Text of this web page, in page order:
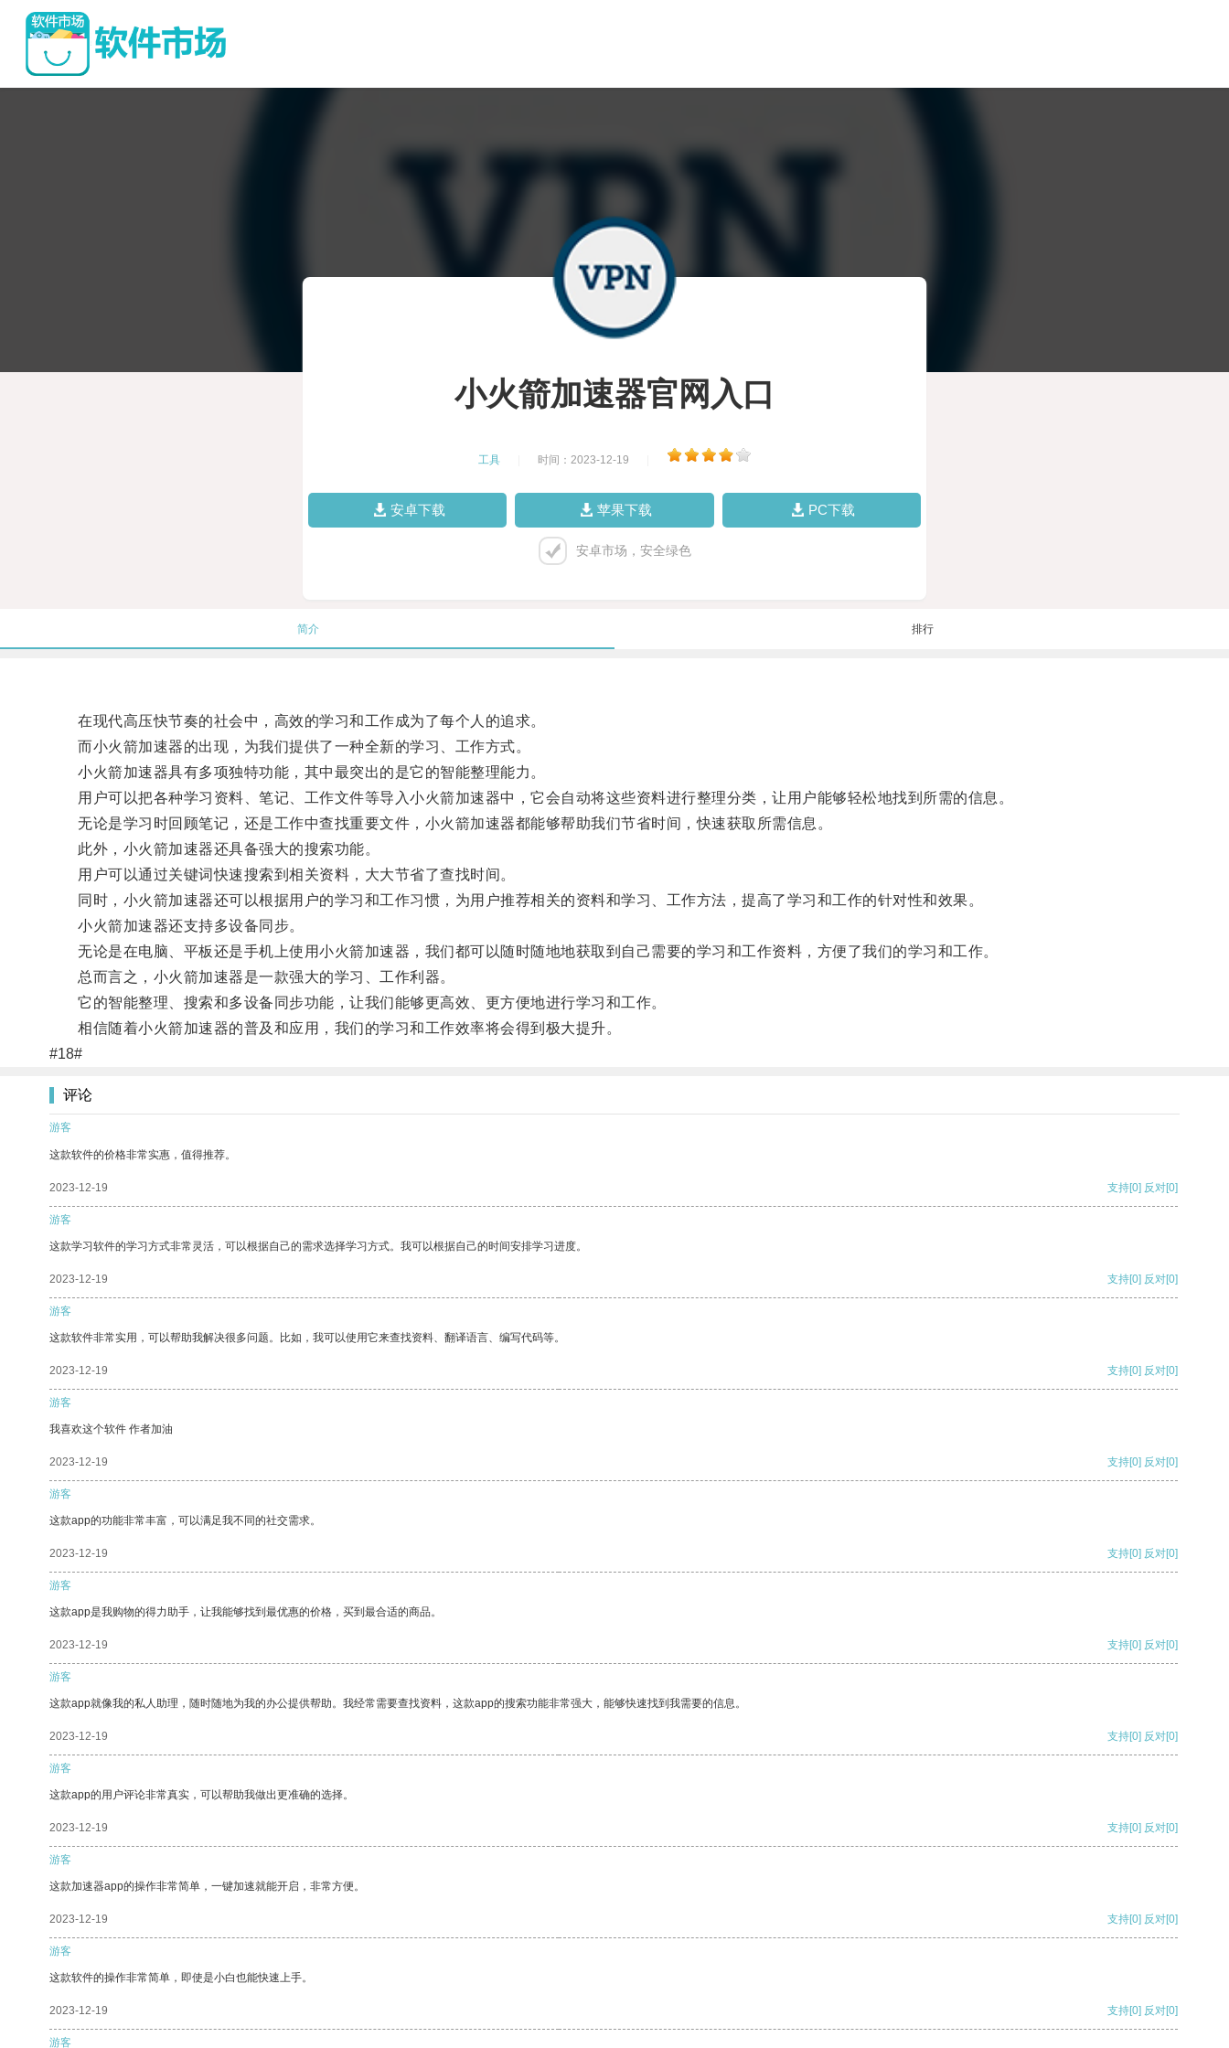
小火箭加速器官网入口
工具 时间：2023-12-19
安卓下载 苹果下载 PC下载
安卓市场，安全绿色
简介 排行
在现代高压快节奏的社会中，高效的学习和工作成为了每个人的追求。
而小火箭加速器的出现，为我们提供了一种全新的学习、工作方式。
小火箭加速器具有多项独特功能，其中最突出的是它的智能整理能力。
用户可以把各种学习资料、笔记、工作文件等导入小火箭加速器中，它会自动将这些资料进行整理分类，让用户能够轻松地找到所需的信息。
无论是学习时回顾笔记，还是工作中查找重要文件，小火箭加速器都能够帮助我们节省时间，快速获取所需信息。
此外，小火箭加速器还具备强大的搜索功能。
用户可以通过关键词快速搜索到相关资料，大大节省了查找时间。
同时，小火箭加速器还可以根据用户的学习和工作习惯，为用户推荐相关的资料和学习、工作方法，提高了学习和工作的针对性和效果。
小火箭加速器还支持多设备同步。
无论是在电脑、平板还是手机上使用小火箭加速器，我们都可以随时随地地获取到自己需要的学习和工作资料，方便了我们的学习和工作。
总而言之，小火箭加速器是一款强大的学习、工作利器。
它的智能整理、搜索和多设备同步功能，让我们能够更高效、更方便地进行学习和工作。
相信随着小火箭加速器的普及和应用，我们的学习和工作效率将会得到极大提升。
#18#
评论
游客
这款软件的价格非常实惠，值得推荐。
2023-12-19 支持[0] 反对[0]
游客
这款学习软件的学习方式非常灵活，可以根据自己的需求选择学习方式。我可以根据自己的时间安排学习进度。
2023-12-19 支持[0] 反对[0]
游客
这款软件非常实用，可以帮助我解决很多问题。比如，我可以使用它来查找资料、翻译语言、编写代码等。
2023-12-19 支持[0] 反对[0]
游客
我喜欢这个软件 作者加油
2023-12-19 支持[0] 反对[0]
游客
这款app的功能非常丰富，可以满足我不同的社交需求。
2023-12-19 支持[0] 反对[0]
游客
这款app是我购物的得力助手，让我能够找到最优惠的价格，买到最合适的商品。
2023-12-19 支持[0] 反对[0]
游客
这款app就像我的私人助理，随时随地为我的办公提供帮助。我经常需要查找资料，这款app的搜索功能非常强大，能够快速找到我需要的信息。
2023-12-19 支持[0] 反对[0]
游客
这款app的用户评论非常真实，可以帮助我做出更准确的选择。
2023-12-19 支持[0] 反对[0]
游客
这款加速器app的操作非常简单，一键加速就能开启，非常方便。
2023-12-19 支持[0] 反对[0]
游客
这款软件的操作非常简单，即使是小白也能快速上手。
2023-12-19 支持[0] 反对[0]
游客